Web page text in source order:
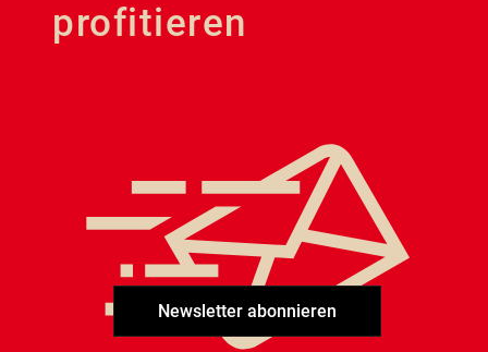
profitieren
Newsletter abonnieren